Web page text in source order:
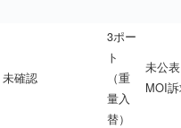
未確認
3ポー
ト
（重
量入
替）
未公
MOI